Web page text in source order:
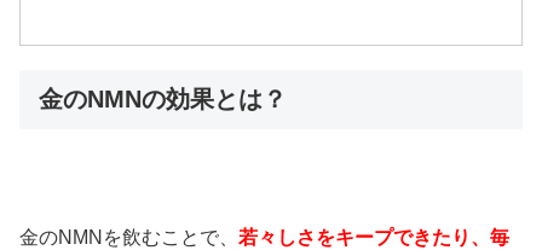
金のNMNの効果とは？
金のNMNを飲むことで、 若々しさをキープできたり、毎